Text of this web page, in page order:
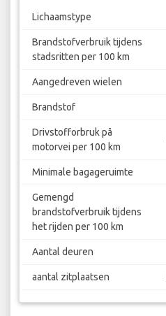
Lichaamstype
Brandstofverbruik tijdens
stadsritten per 100 km
Aangedreven wielen
Brandstof
Drivstofforbruk på
motorvei per 100 km
Minimale bagageruimte
Gemengd
brandstofverbruik tijdens
het rijden per 100 km
Aantal deuren
aantal zitplaatsen